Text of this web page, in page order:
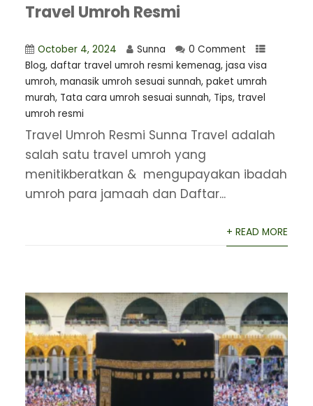
Travel Umroh Resmi
October 4, 2024 Sunna
0 Comment
Blog, daftar travel umroh resmi kemenag, jasa visa
umroh, manasik umroh sesuai sunnah, paket umrah
murah, Tata cara umroh sesuai sunnah, Tips, travel
umroh resmi
Travel Umroh Resmi Sunna Travel adalah
salah satu travel umroh yang
menitikberatkan & mengupayakan ibadah
umroh para jamaah dan Daftar...
+ READ MORE